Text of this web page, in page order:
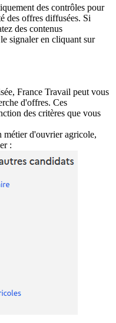
des contrôles pour
des offres diffusées. Si
des contenus
signaler en cliquant sur
France Travail peut vous
d'offres. Ces
des critères que vous
métier d'ouvrier agricole,
: